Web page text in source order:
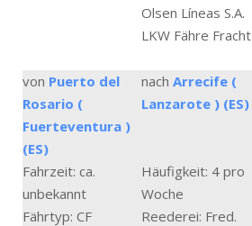
Olsen Líneas S.A.
LKW Fähre Fracht
von Puerto del
Rosario (
Fuerteventura )
(ES)
nach Arrecife (
Lanzarote ) (ES)
Fahrzeit: ca.
unbekannt
Häufigkeit: 4 pro
Woche
Fährtyp: CF
Reederei: Fred.